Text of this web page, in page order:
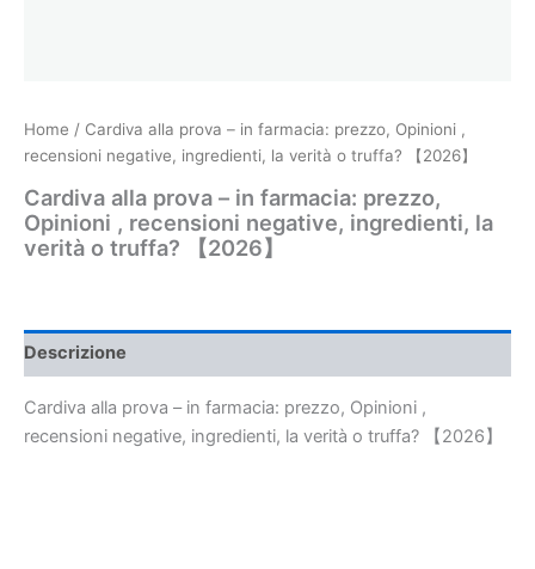
Home / Cardiva alla prova – in farmacia: prezzo, Opinioni ,
recensioni negative, ingredienti, la verità o truffa? 【2026】
Cardiva alla prova – in farmacia: prezzo,
Opinioni , recensioni negative, ingredienti, la
verità o truffa? 【2026】
Descrizione
Cardiva alla prova – in farmacia: prezzo, Opinioni ,
recensioni negative, ingredienti, la verità o truffa? 【2026】